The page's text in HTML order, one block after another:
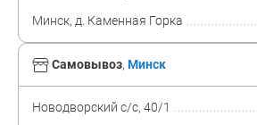
Самовывоз, Минск
Новодворский с/с, 40/1
Минск, д. Каменная Горка